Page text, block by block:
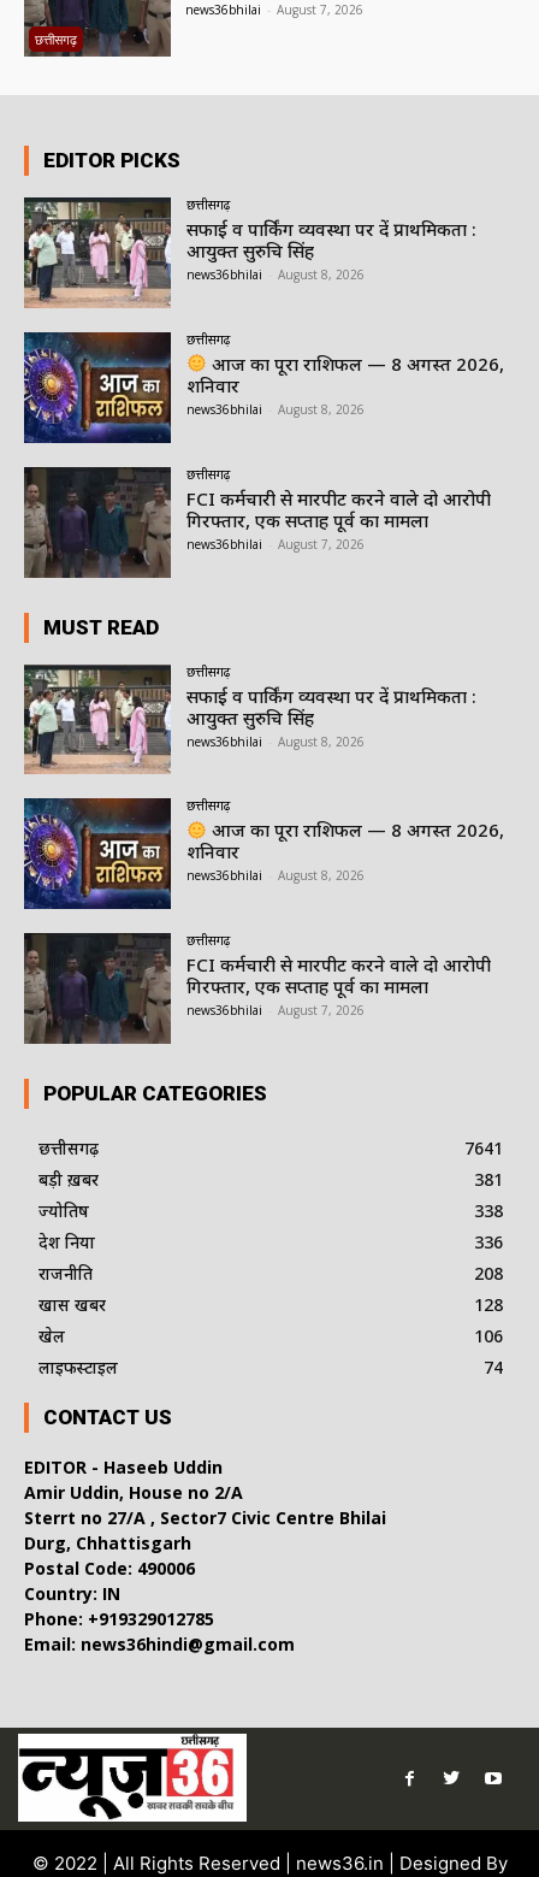
छत्तीसगढ़
news36bhilai - August 7, 2026
EDITOR PICKS
छत्तीसगढ़
सफाई व पार्किंग व्यवस्था पर दें प्राथमिकता :
आयुक्त सुरुचि सिंह
news36bhilai August 8, 2026
छत्तीसगढ़
आज का पूरा राशिफल — 8 अगस्त 2026,
शनिवार
news36bhilai August 8, 2026
छत्तीसगढ़
FCI कर्मचारी से मारपीट करने वाले दो आरोपी
गिरफ्तार, एक सप्ताह पूर्व का मामला
news36bhilai August 7, 2026
MUST READ
छत्तीसगढ़
सफाई व पार्किंग व्यवस्था पर दें प्राथमिकता :
आयुक्त सुरुचि सिंह
news36bhilai August 8, 2026
छत्तीसगढ़
आज का पूरा राशिफल — 8 अगस्त 2026,
शनिवार
news36bhilai August 8, 2026
छत्तीसगढ़
FCI कर्मचारी से मारपीट करने वाले दो आरोपी
गिरफ्तार, एक सप्ताह पूर्व का मामला
news36bhilai August 7, 2026
POPULAR CATEGORIES
छत्तीसगढ़
7641
बड़ी ख़बर
381
ज्योतिष
338
देश दुनिया
336
राजनीति
208
खास खबर
128
खेल
106
लाइफस्टाइल
74
CONTACT US
EDITOR - Haseeb Uddin
Amir Uddin, House no 2/A
Sterrt no 27/A , Sector7 Civic Centre Bhilai
Durg, Chhattisgarh
Postal Code: 490006
Country: IN
Phone: +919329012785
Email: news36hindi@gmail.com
© 2022 | All Rights Reserved | news36.in | Designed By